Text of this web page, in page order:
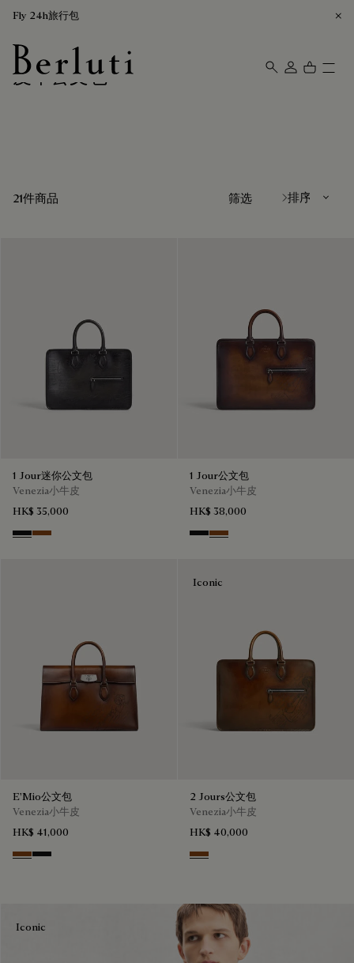
Fly 24h旅行包
Berluti homepage
皮革公文包
21件商品 筛选
1 Jour迷你公文包
Venezia小牛皮
HK$ 35,000
Nero Grigio
Cacao Intenso
1 Jour公文包
Venezia小牛皮
HK$ 38,000
Nero Grigio
Cacao Intenso
E'Mio公文包
Venezia小牛皮
HK$ 41,000
Cacao Intenso
Nero Grigio
Iconic
2 Jours公文包
Venezia小牛皮
HK$ 40,000
Cacao Intenso
Iconic